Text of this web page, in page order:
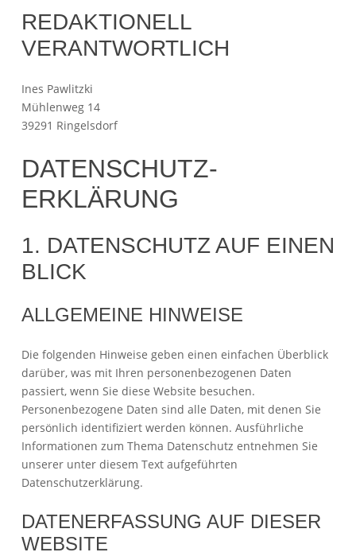
REDAKTIONELL
VERANTWORTLICH
Ines Pawlitzki
Mühlenweg 14
39291 Ringelsdorf
DATENSCHUTZ­
ERKLÄRUNG
1. DATENSCHUTZ AUF EINEN
BLICK
ALLGEMEINE HINWEISE
Die folgenden Hinweise geben einen einfachen Überblick
darüber, was mit Ihren personenbezogenen Daten
passiert, wenn Sie diese Website besuchen.
Personenbezogene Daten sind alle Daten, mit denen Sie
persönlich identifiziert werden können. Ausführliche
Informationen zum Thema Datenschutz entnehmen Sie
unserer unter diesem Text aufgeführten
Datenschutzerklärung.
DATENERFASSUNG AUF DIESER
WEBSITE